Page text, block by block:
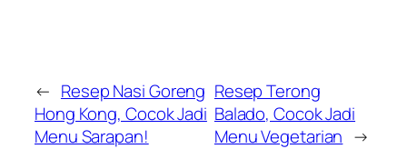
← Resep Nasi Goreng
Hong Kong, Cocok Jadi
Menu Sarapan!
Resep Terong
Balado, Cocok Jadi
Menu Vegetarian →